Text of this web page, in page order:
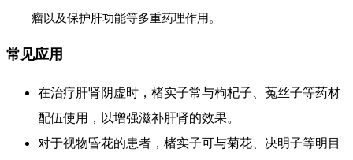
瘤以及保护肝功能等多重药理作用。
常见应用
在治疗肝肾阴虚时，楮实子常与枸杞子、菟丝子等药材
配伍使用，以增强滋补肝肾的效果。
对于视物昏花的患者，楮实子可与菊花、决明子等明目